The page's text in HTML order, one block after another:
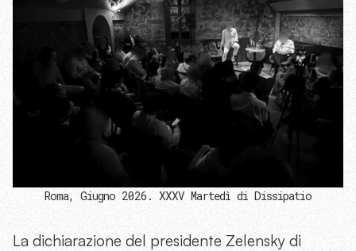
Roma, Giugno 2026. XXXV Martedì di Dissipatio
La dichiarazione del presidente Zelensky di